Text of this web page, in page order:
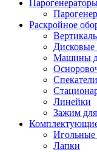
Раскройное
Машины
Спекатели
Линейки
Зажим
Игольные
Лапки